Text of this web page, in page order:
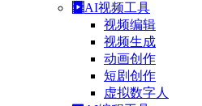
AI视频工具
视频编辑
视频生成
动画创作
短剧创作
虚拟数字人